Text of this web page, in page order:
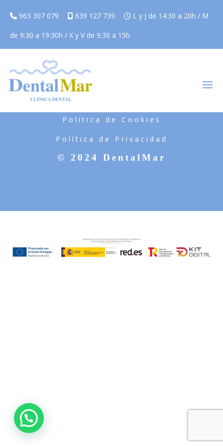
963 307 079 639 127 739 L y J de 14:30 a 20h / M
de 9:30 a 19:30h / X y V de 9:30 a 15h
Política de Cookies
Política de Privacidad
© 2024 DentalMar